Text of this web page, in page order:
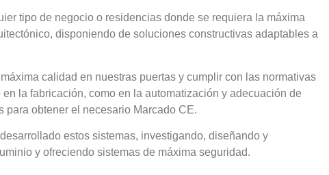
tipo de negocio o residencias donde se requiera la máxima
disponiendo de soluciones constructivas adaptables a
calidad en nuestras puertas y cumplir con las normativas
la fabricación, como en la automatización y adecuación de
para obtener el necesario Marcado CE.
estos sistemas, investigando, diseñando y
y ofreciendo sistemas de máxima seguridad.